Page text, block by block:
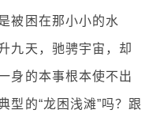
被困在那小小的水
九天，驰骋宇宙，却
身的本事根本使不出
型的“龙困浅滩”吗？跟